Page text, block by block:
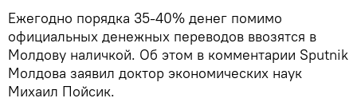
Ежегодно порядка 35-40% денег помимо
официальных денежных переводов ввозятся в
Молдову наличкой. Об этом в комментарии Sputnik
Молдова заявил доктор экономических наук
Михаил Пойсик.